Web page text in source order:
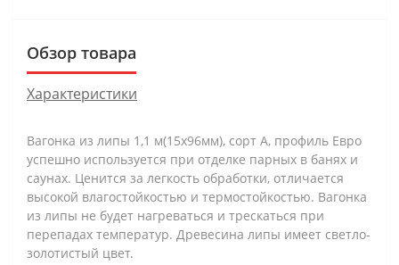
Обзор товара
Характеристики
Вагонка из липы 1,1 м(15х96мм), сорт А, профиль Евро
успешно используется при отделке парных в банях и
саунах. Ценится за легкость обработки, отличается
высокой влагостойкостью и термостойкостью. Вагонка
из липы не будет нагреваться и трескаться при
перепадах температур. Древесина липы имеет светло-
золотистый цвет.